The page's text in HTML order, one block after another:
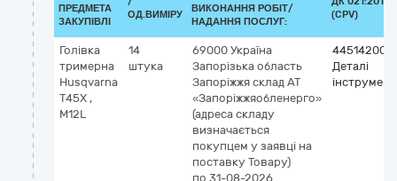
ПРЕДМЕТА
ЗАКУПІВЛІ
ОД.ВИМІРУ
ВИКОНАННЯ РОБІТ/
НАДАННЯ ПОСЛУГ:
(CPV)
Голівка
тримерна
Husqvarna
Т45Х ,
М12L
14
штука
69000 Україна
Запорізька область
Запоріжжя склад АТ
«Запоріжжяобленерго»
(адреса складу
визначається
покупцем у заявці на
поставку Товару)
по 31-08-2026
44514200-
Деталі